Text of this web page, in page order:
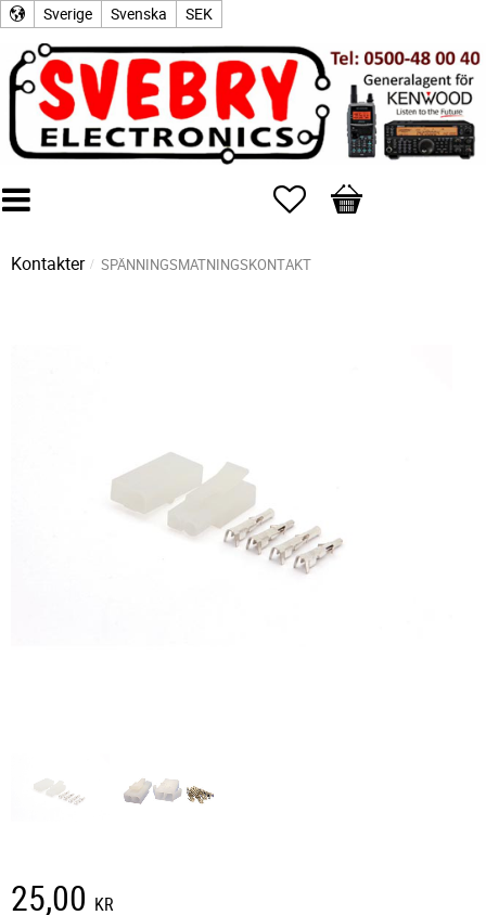
Sverige Svenska SEK
Favoriter
Kundvagn
Kontakter SPÄNNINGSMATNINGSKONTAKT
25,00 KR